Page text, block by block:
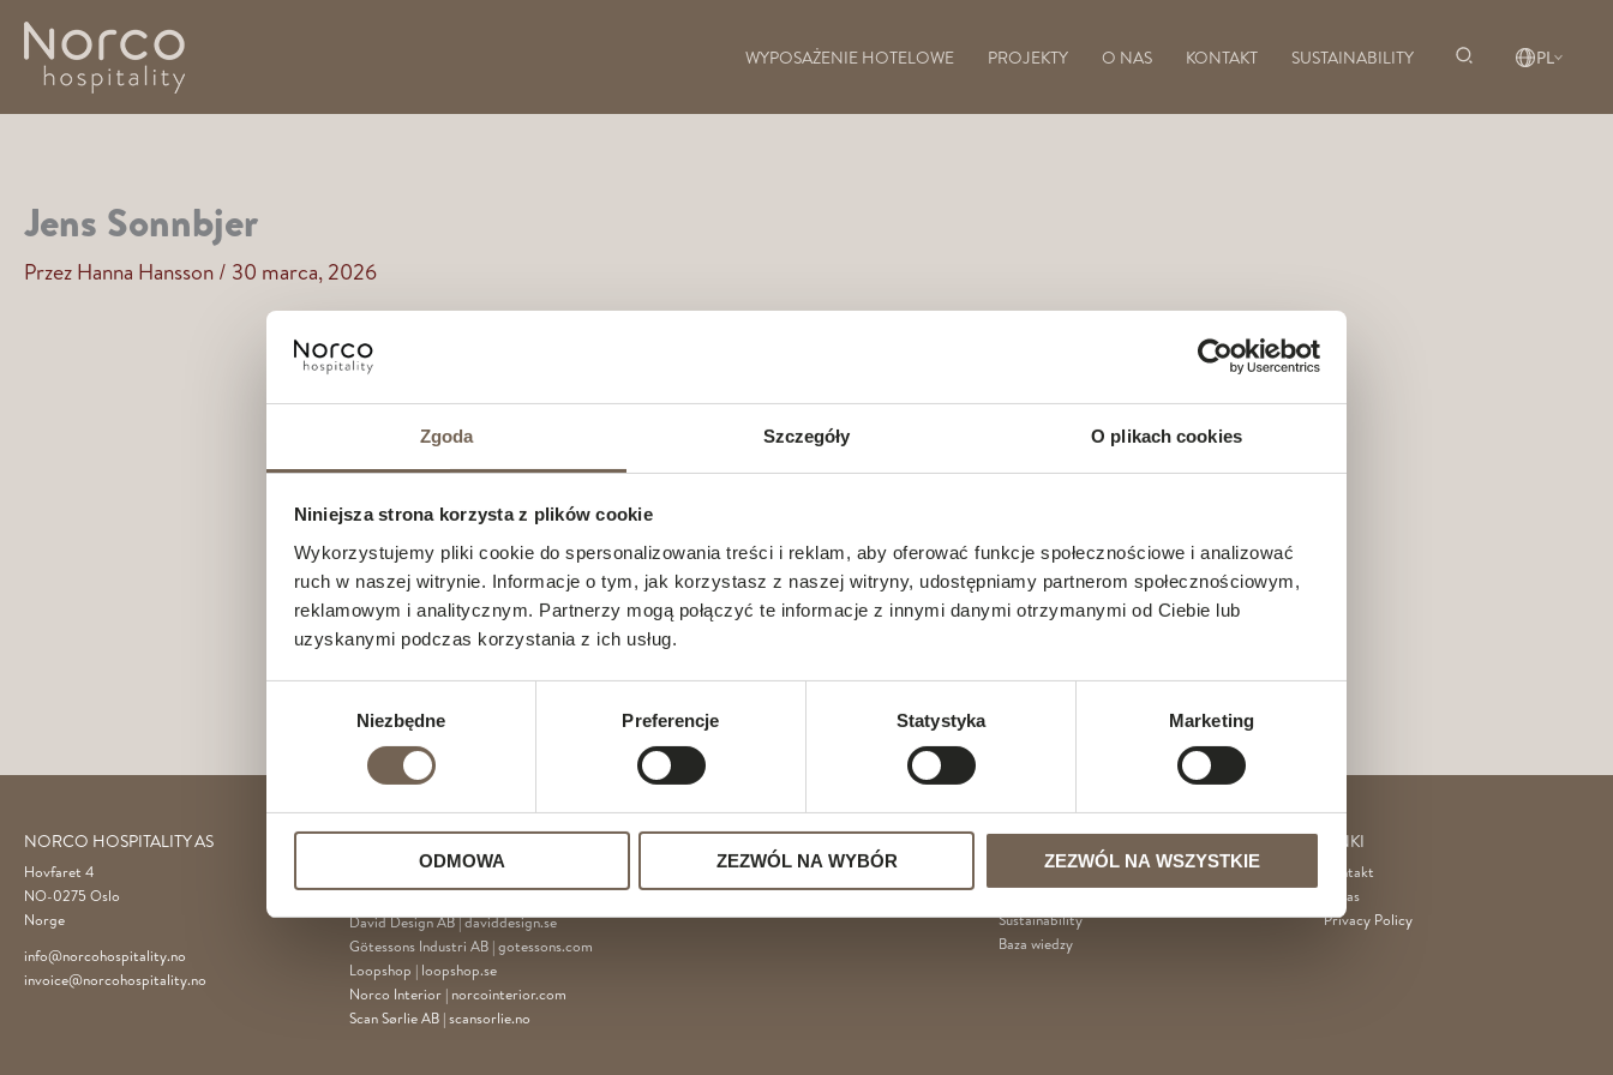
Zgoda Szczegóły O plikach cookies
Niniejsza strona korzysta z plików cookie
Wykorzystujemy pliki cookie do spersonalizowania treści i reklam, aby oferować funkcje społecznościowe i analizować
ruch w naszej witrynie. Informacje o tym, jak korzystasz z naszej witryny, udostępniamy partnerom społecznościowym,
reklamowym i analitycznym. Partnerzy mogą połączyć te informacje z innymi danymi otrzymanymi od Ciebie lub
uzyskanymi podczas korzystania z ich usług.
Niezbędne Preferencje Statystyka Marketing
ODMOWA ZEZWÓL NA WYBÓR ZEZWÓL NA WSZYSTKIE
Przejdź
treści
WYPOSAŻENIE HOTELOWE PROJEKTY O NAS KONTAKT SUSTAINABILITY PL
Jens Sonnbjer
Przez Hanna Hansson / 30 marca, 2026
NORCO HOSPITALITY AS
Hovfaret 4
NO-0275 Oslo
Norge
info@norcohospitality.no
invoice@norcohospitality.no
Akustikmiljö AB |akustikmiljo.se
David Design AB |daviddesign.se
Götessons Industri AB |gotessons.com
Loopshop | loopshop.se
Norco Interior | norcointerior.com
Scan Sørlie AB |scansorlie.no
MENU
Wyposażenie hotelowe
Sustainability
Baza wiedzy
LINKI
Kontakt
O nas
Privacy Policy